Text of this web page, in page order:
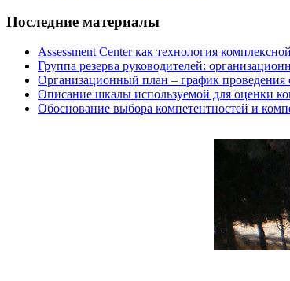
Последние материалы
Assessment Center как технология
Группа резерва руководителей:
Организационный план – график проведения
Описание шкалы используемой для оценки
Обоснование выбора компетентностей и